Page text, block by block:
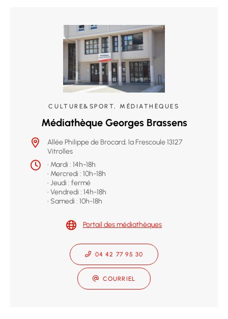
CULTURE&SPORT, MÉDIATHÈQUES
Médiathèque Georges Brassens
Allée Philippe de Brocard, la Frescoule 13127
Vitrolles
• Mardi : 14h-18h
• Mercredi : 10h-18h
• Jeudi : fermé
• Vendredi : 14h-18h
• Samedi : 10h-18h
Portail des médiathèques
04 42 77 95 30
COURRIEL